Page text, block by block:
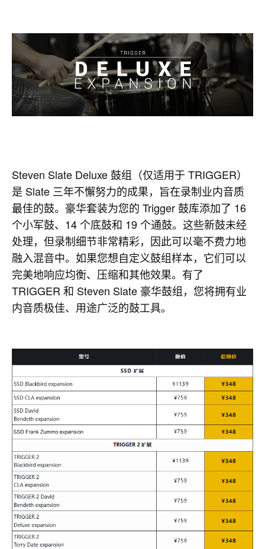
Steven Slate Deluxe 鼓组（仅适用于 TRIGGER）
是 Slate 三年不懈努力的成果，旨在录制业内音质
最佳的鼓。豪华套装为您的 Trigger 鼓库添加了 16
个小军鼓、14 个底鼓和 19 个通鼓。这些新鼓未经
处理，但录制细节非常精彩，因此可以毫不费力地
融入混音中。如果您想自定义鼓组样本，它们可以
完美地响应均衡、压缩和其他效果。有了
TRIGGER 和 Steven Slate 豪华鼓组，您将拥有业
内音质极佳、用途广泛的鼓工具。